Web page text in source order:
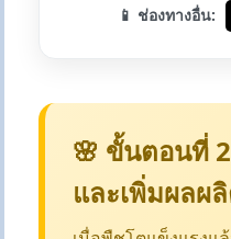
📱 ช่องทางอื่น:
🌸 ขั้นตอนที่
และเพิ่มผลผ